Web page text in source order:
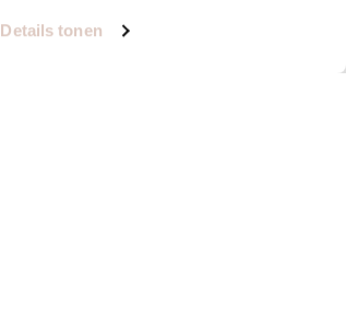
Details tonen